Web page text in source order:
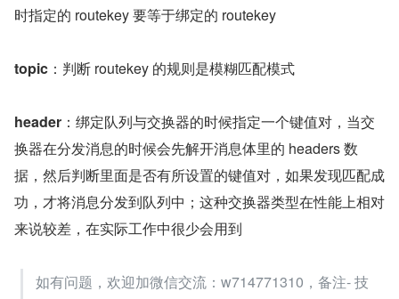
时指定的 routekey 要等于绑定的 routekey
topic ：判断 routekey 的规则是模糊匹配模式
header ：绑定队列与交换器的时候指定一个键值对，当交
换器在分发消息的时候会先解开消息体里的 headers 数
据，然后判断里面是否有所设置的键值对，如果发现匹配成
功，才将消息分发到队列中；这种交换器类型在性能上相对
来说较差，在实际工作中很少会用到
如有问题，欢迎加微信交流：w714771310，备注- 技